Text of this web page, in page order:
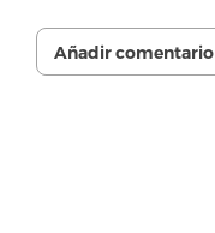
Añadir comentario